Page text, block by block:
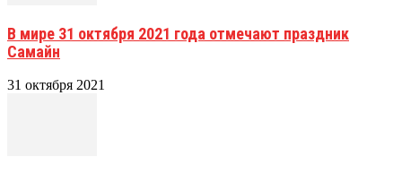
В мире 31 октября 2021 года отмечают праздник
Самайн
31 октября 2021